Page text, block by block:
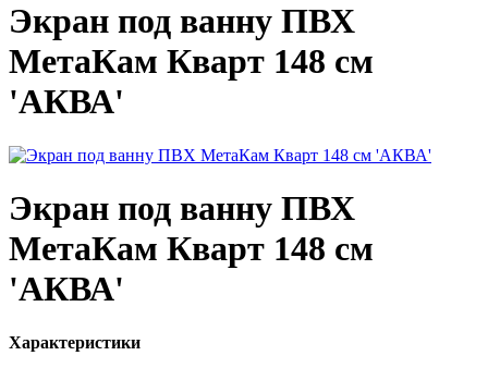
Экран под ванну ПВХ
МетаКам Кварт 148 см
'АКВА'
Экран под ванну ПВХ
МетаКам Кварт 148 см
'АКВА'
Характеристики